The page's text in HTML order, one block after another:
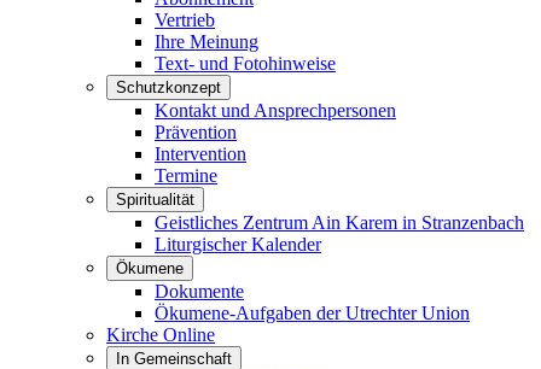
Vertrieb
Ihre Meinung
Text- und Fotohinweise
Schutzkonzept
Kontakt und Ansprechpersonen
Prävention
Intervention
Termine
Spiritualität
Geistliches Zentrum Ain Karem in Stranzenbach
Liturgischer Kalender
Ökumene
Dokumente
Ökumene-Aufgaben der Utrechter Union
Kirche Online
In Gemeinschaft